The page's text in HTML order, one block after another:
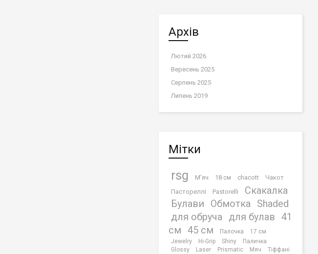
Архів
Лютий 2026
Вересень 2025
Серпень 2025
Липень 2019
Мітки
rsg М'яч 18 см chacott
Чакот
Пастореллі
Pastorelli
Скакалка
Булави
Обмотка
Shaded
для обруча
для булав 41
cм 45 см Палочка
17 см
Jewelry
Hi-Grip Shiny
Паличка
Glossy
Laser Prismatic Мяч
Тіффані